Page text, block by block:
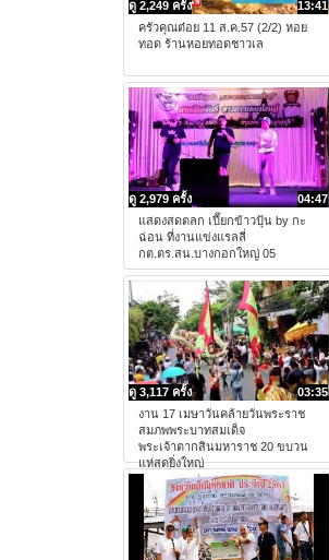
13:41
ดู 2,249 ครั้ง
ครัวคุณต๋อย 11 ส.ค.57 (2/2) หอย
ทอด ร้านหอยทอดชาวเล
04:47
ดู 2,979 ครั้ง
แสดงสดตลก เปี๊ยกข้าวปุ้น by กะ
ฉ่อน ที่งานแข่งแรลลี่
กต.ตร.สน.บางกอกใหญ่ 05
03:35
ดู 3,117 ครั้ง
งาน 17 เมษาวันคล้ายวันพระราช
สมภพพระบาทสมเด็จ
พระเจ้าตากสินมหาราช 20 ขบวน
แห่สุดยิ่งใหญ่